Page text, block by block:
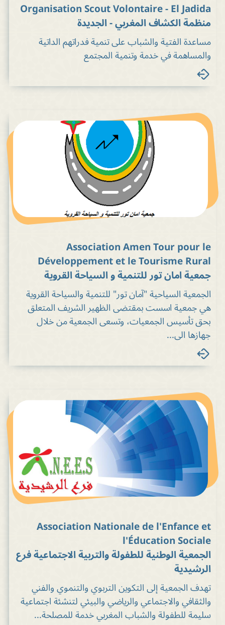
Organisation Scout Volontaire - El Jadida
منظمة الكشاف المغربي - الجديدة
مساعدة الفتية والشباب على تنمية فدراتهم الداتية
والمساهمة في خدمة وتنمية المجتمع
Association Amen Tour pour le
Développement et le Tourisme Rural
جمعية امان تور للتنمية و السياحة القروية
الجمعية السياحية "آمان تور" للتنمية والسياحة القروية
هي جمعية اسست بمقتضى الظهير الشريف المتعلق
بحق تأسيس الجمعيات، وتسعى الجمعية من خلال
جهازها الى...
Association Nationale de l'Enfance et
l'Éducation Sociale
الجمعية الوطنية للطفولة والتربية الاجتماعية فرع
الرشيدية
تهدف الجمعية إلى التكوين التربوي والتنموي والفني
والثقافي والاجتماعي والرياضي والبيئي لتنشئة اجتماعية
سليمة للطفولة والشباب المغربي خدمة للمصلحة...